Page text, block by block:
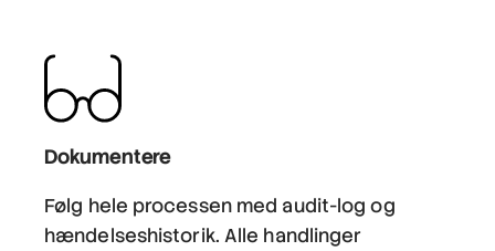
Dokumentere
Følg hele processen med audit-log og
hændelseshistorik. Alle handlinger